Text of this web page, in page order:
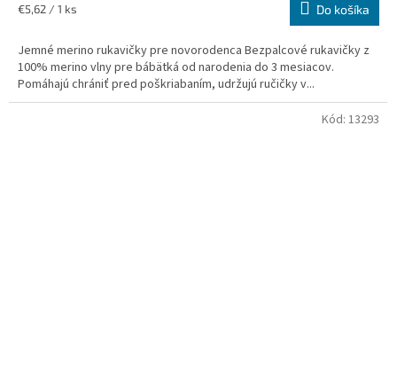
Jednotková
€5,62 / 1 ks Do košíka
Jemné merino rukavičky pre novorodenca Bezpalcové rukavičky z
100% merino vlny pre bábätká od narodenia do 3 mesiacov.
Pomáhajú chrániť pred poškriabaním, udržujú ručičky v...
Kód: 13293